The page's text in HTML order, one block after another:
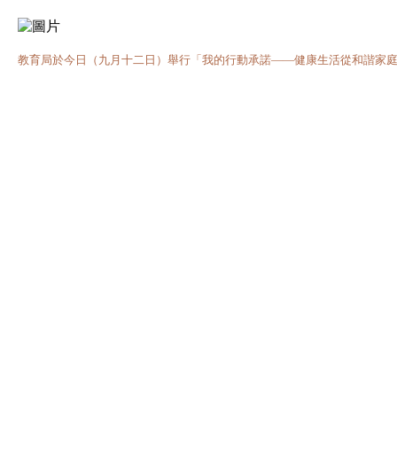
教育局於今日（九月十二日）舉行「我的行動承諾——健康生活從和諧